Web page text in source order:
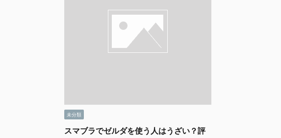
未分類
スマブラでゼルダを使う人はうざい？評